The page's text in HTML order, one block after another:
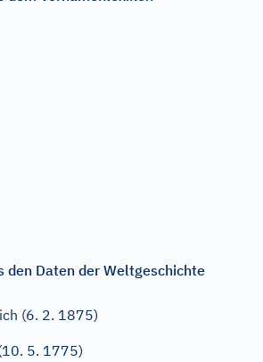
den Daten der Weltgeschichte
(6. 2. 1875)
5. 1775)